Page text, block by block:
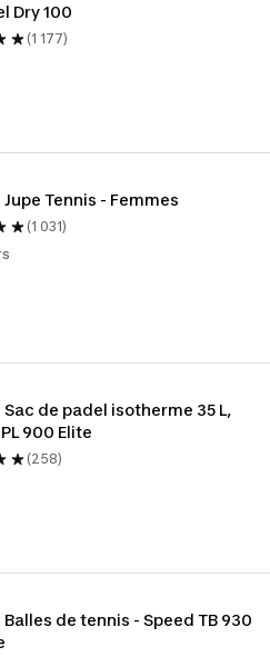
Dry 100
(1 177)
Jupe Tennis - Femmes
(1 031)
Sac de padel isotherme 35 L,
900 Elite
(258)
Balles de tennis - Speed TB 930